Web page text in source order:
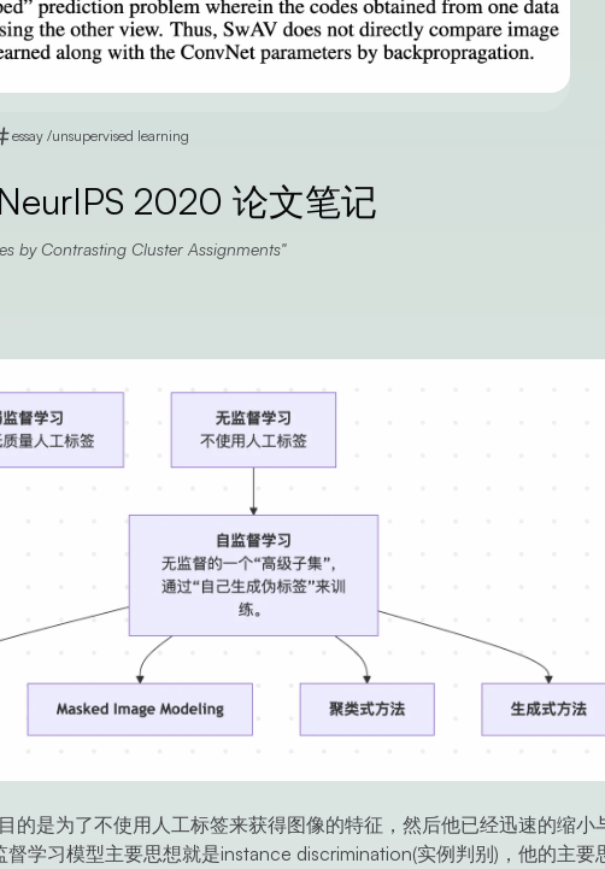
essay /unsupervised learning
2020 论文笔记
by Contrasting Cluster Assignments
的是为了不使用人工标签来获得图像的特征，然后他已经迅速的缩小
学习模型主要思想就是instance discrimination(实例判别)，他的主要